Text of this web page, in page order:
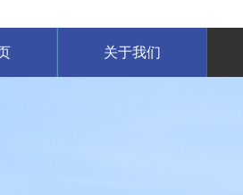
关于我们